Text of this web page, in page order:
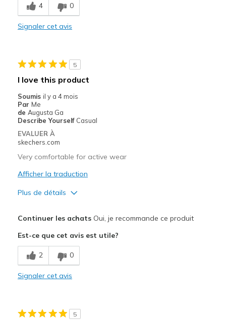
Les meilleures utilisations
Casual Wear
View On Shoes
4 0
Signaler cet avis
5
I love this product
Soumis il y a 4 mois
Par Me
de Augusta Ga
Describe Yourself Casual
EVALUER À
skechers.com
Very comfortable for active wear
Afficher la traduction
Plus de détails
Breathe Well
Comfortable
Continuer les achatsOui, je recommande ce produit
Est-ce que cet avis est utile?
2 0
Signaler cet avis
5